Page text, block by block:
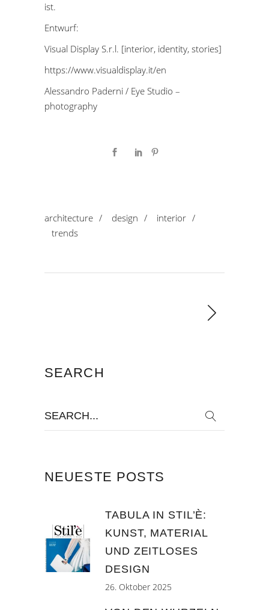
ist.
Entwurf:
Visual Display S.r.l. [interior, identity, stories]
https://www.visualdisplay.it/en
Alessandro Paderni / Eye Studio –
photography
architecture / design / interior /
trends
SEARCH
NEUESTE POSTS
TABULA IN STIL’È:
KUNST, MATERIAL
UND ZEITLOSES
DESIGN
26. Oktober 2025